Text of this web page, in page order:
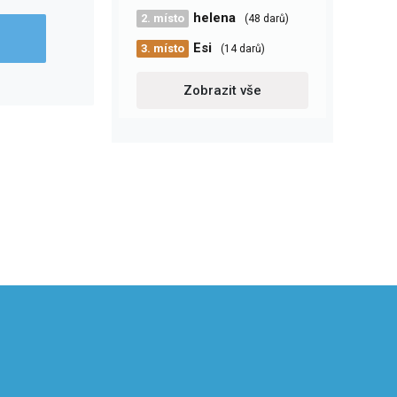
2. místo helena (48 darů)
3. místo Esi (14 darů)
Zobrazit vše